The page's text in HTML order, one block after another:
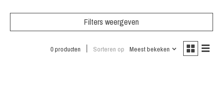
Filters weergeven
0 producten Sorteren op Meest bekeken